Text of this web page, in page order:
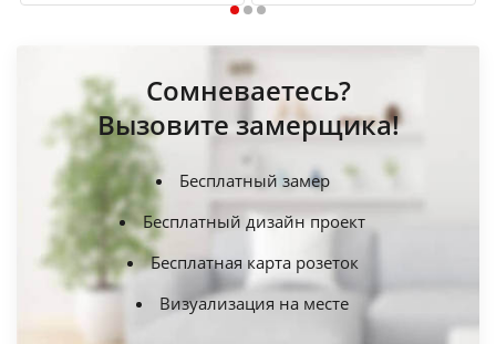
1 2 3
Сомневаетесь?
Вызовите замерщика!
Бесплатный замер
Бесплатный дизайн проект
Бесплатная карта розеток
Визуализация на месте